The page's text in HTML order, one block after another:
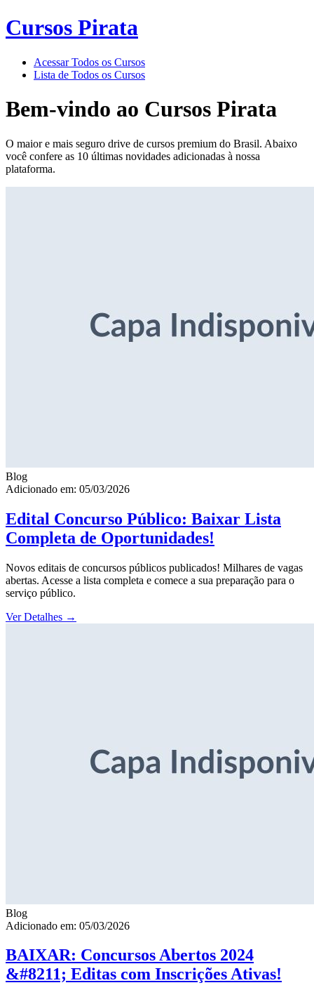
Cursos Pirata
Acessar Todos os Cursos
Lista de Todos os Cursos
Bem-vindo ao Cursos Pirata
O maior e mais seguro drive de cursos premium do Brasil. Abaixo
você confere as 10 últimas novidades adicionadas à nossa
plataforma.
Blog
Adicionado em: 05/03/2026
Edital Concurso Público: Baixar Lista
Completa de Oportunidades!
Novos editais de concursos públicos publicados! Milhares de vagas
abertas. Acesse a lista completa e comece a sua preparação para o
serviço público.
Ver Detalhes →
Blog
Adicionado em: 05/03/2026
BAIXAR: Concursos Abertos 2024
&#8211; Editas com Inscrições Ativas!